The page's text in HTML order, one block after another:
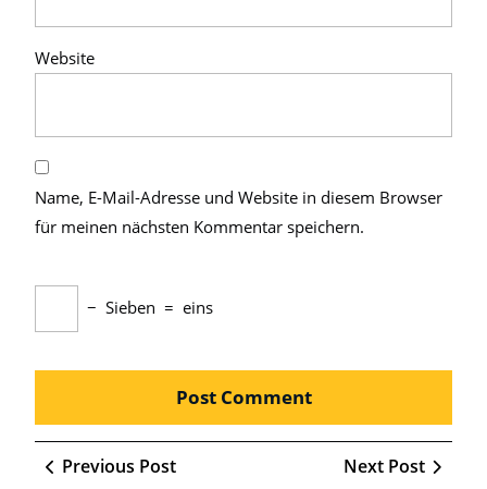
Website
Name, E-Mail-Adresse und Website in diesem Browser
für meinen nächsten Kommentar speichern.
− Sieben = eins
Beitragsnavigation
Previous PostPrevious
Next Post
Next